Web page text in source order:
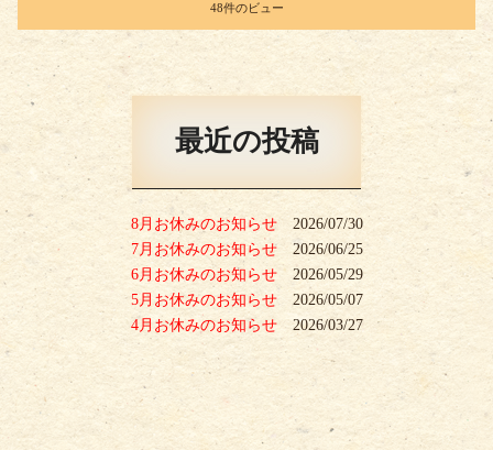
48件のビュー
最近の投稿
8月お休みのお知らせ
2026/07/30
7月お休みのお知らせ
2026/06/25
6月お休みのお知らせ
2026/05/29
5月お休みのお知らせ
2026/05/07
4月お休みのお知らせ
2026/03/27